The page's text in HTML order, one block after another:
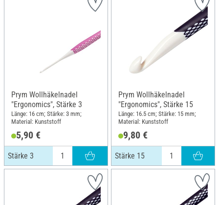
Prym Wollhäkelnadel
"Ergonomics", Stärke 3
Länge: 16 cm; Stärke: 3 mm;
Material: Kunststoff
5,90 €
Stärke 3
Prym Wollhäkelnadel
"Ergonomics", Stärke 15
Länge: 16.5 cm; Stärke: 15 mm;
Material: Kunststoff
9,80 €
Stärke 15